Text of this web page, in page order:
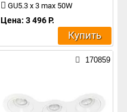
GU5.3 x 3 max 50W
Цена: 3 496 Р.
Купить
170859